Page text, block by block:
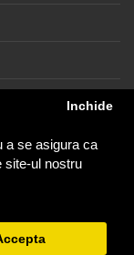
a se asigura ca
site-ul nostru
Inchide